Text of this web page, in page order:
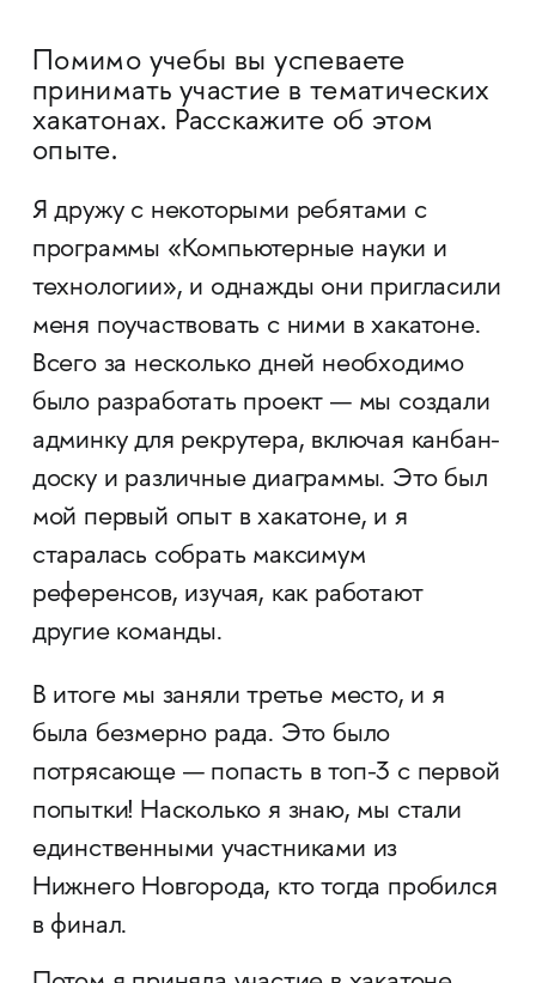
Помимо учебы вы успеваете
принимать участие в тематических
хакатонах. Расскажите об этом
опыте.
Я дружу с некоторыми ребятами с
программы «Компьютерные науки и
технологии», и однажды они пригласили
меня поучаствовать с ними в хакатоне.
Всего за несколько дней необходимо
было разработать проект — мы создали
админку для рекрутера, включая канбан-
доску и различные диаграммы. Это был
мой первый опыт в хакатоне, и я
старалась собрать максимум
референсов, изучая, как работают
другие команды.
В итоге мы заняли третье место, и я
была безмерно рада. Это было
потрясающе — попасть в топ-3 с первой
попытки! Насколько я знаю, мы стали
единственными участниками из
Нижнего Новгорода, кто тогда пробился
в финал.